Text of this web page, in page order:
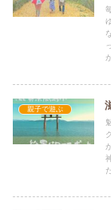
親子で遊ぶ